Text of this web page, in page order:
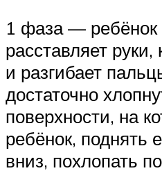
1 фаза —
расставляет руки,
и разгибает
достаточно
поверхности, на
ребёнок, поднять
вниз, похлопать